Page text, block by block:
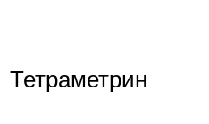
Тетраметрин